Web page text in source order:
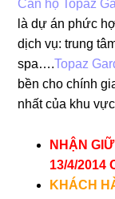
Căn hộ Topaz
là dự án phức
dịch vụ: trung
spa….Topaz
bền cho chính
nhất của khu
NHẬN
13/4/2014
KHÁCH